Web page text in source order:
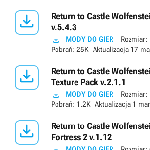

Return to Castle
v.5.4.3
 MODY DO GIER Rozmiar:
Pobrań: 25K Aktualizacja 17

Return to Castle
Texture Pack v.2.1.1
 MODY DO GIER Rozmiar:
Pobrań: 1.2K Aktualizacja 1

Return to Castle
Fortress 2 v.1.12